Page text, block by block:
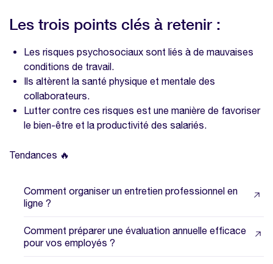
Les trois points clés à retenir :
Les risques psychosociaux sont liés à de mauvaises
conditions de travail.
Ils altèrent la santé physique et mentale des
collaborateurs.
Lutter contre ces risques est une manière de favoriser
le bien-être et la productivité des salariés.
Tendances 🔥
Comment organiser un entretien professionnel en
ligne ?
Comment préparer une évaluation annuelle efficace
pour vos employés ?